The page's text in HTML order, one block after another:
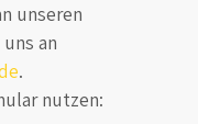
unseren
an
.
nutzen: